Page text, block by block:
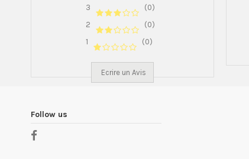
3
(0)
2
(0)
1
(0)
Ecrire un Avis
Follow us